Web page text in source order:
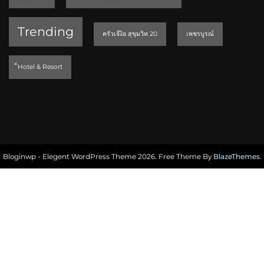
Trending ครัวเจ๊ง้อ สุขุมวิท 20 เพชรบูรณ์
็Hotel & Resort
Bloginwp - Elegent WordPress Theme 2026. Free Theme By BlazeThemes.